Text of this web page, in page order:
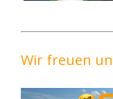
Wir freuen